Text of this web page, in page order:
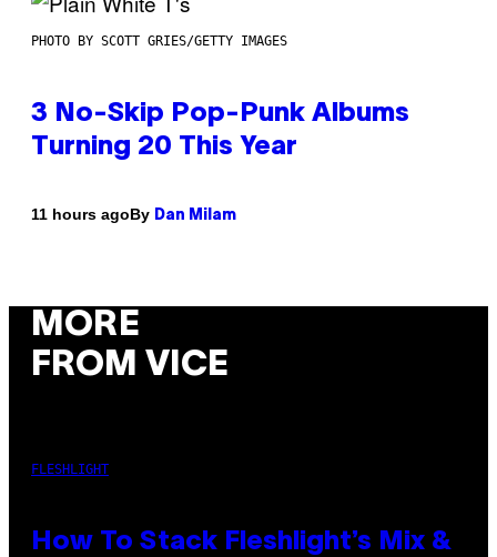
PHOTO BY SCOTT GRIES/GETTY IMAGES
3 No-Skip Pop-Punk Albums
Turning 20 This Year
11 hours agoBy Dan Milam
MORE
FROM VICE
FLESHLIGHT
How To Stack Fleshlight’s Mix &